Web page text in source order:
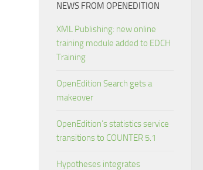
NEWS FROM OPENEDITION
XML Publishing: new online
training module added to EDCH
Training
OpenEdition Search gets a
makeover
OpenEdition’s statistics service
transitions to COUNTER 5.1
Hypotheses integrates